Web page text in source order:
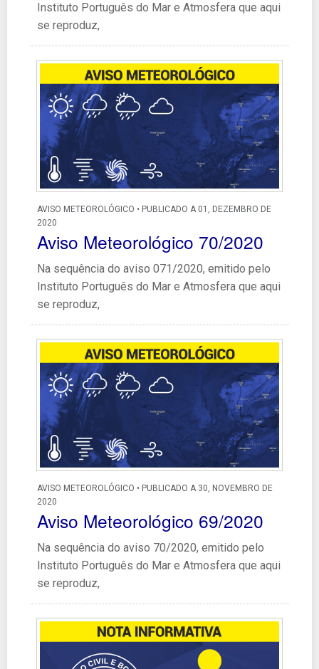
Instituto Português do Mar e Atmosfera que aqui
se reproduz,
AVISO METEOROLÓGICO • PUBLICADO A 01, DEZEMBRO DE
2020
Aviso Meteorológico 70/2020
Na sequência do aviso 071/2020, emitido pelo
Instituto Português do Mar e Atmosfera que aqui
se reproduz,
AVISO METEOROLÓGICO • PUBLICADO A 30, NOVEMBRO DE
2020
Aviso Meteorológico 69/2020
Na sequência do aviso 70/2020, emitido pelo
Instituto Português do Mar e Atmosfera que aqui
se reproduz,